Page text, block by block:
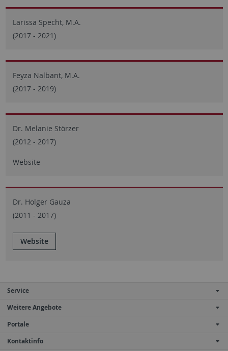
Larissa Specht, M.A.
(2017 - 2021)
Feyza Nalbant, M.A.
(2017 - 2019)
Dr. Melanie Störzer
(2012 - 2017)
Website
Dr. Holger Gauza
(2011 - 2017)
Website
Service
Weitere Angebote
Portale
Kontaktinfo